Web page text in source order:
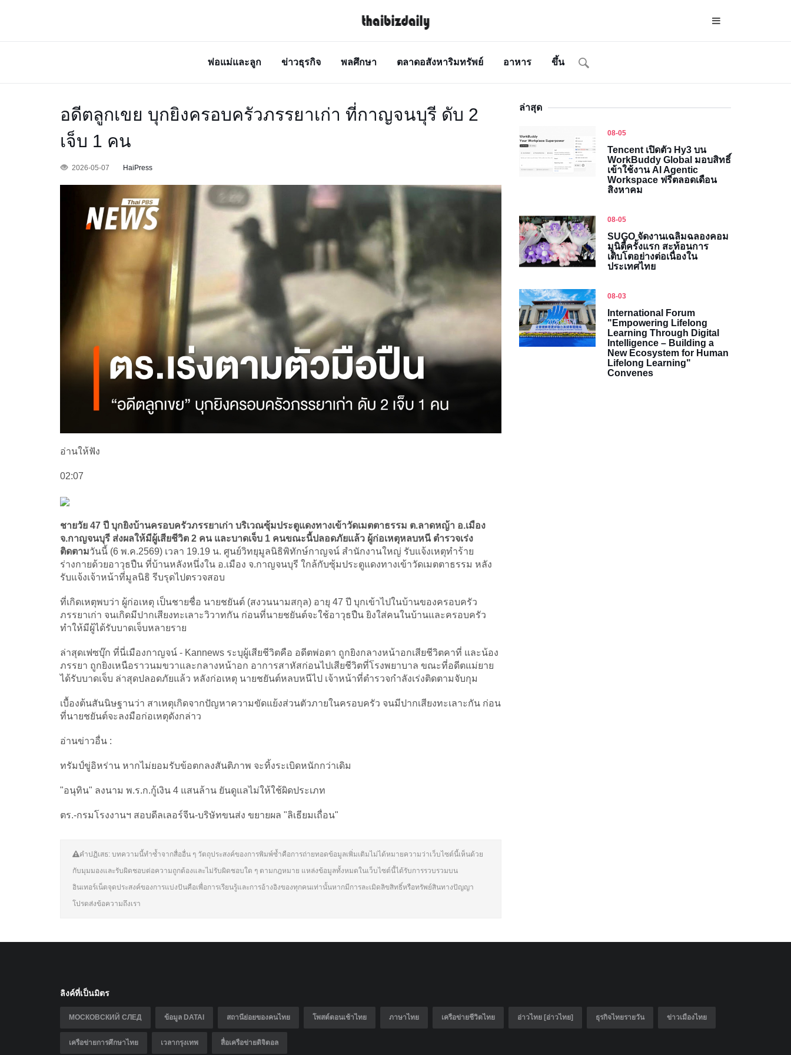
พ่อแม่และลูก ข่าวธุรกิจ พลศึกษา ตลาดอสังหาริมทรัพย์ อาหาร ขึ้น
อดีตลูกเขย บุกยิงครอบครัวภรรยาเก่า ที่กาญจนบุรี ดับ 2
เจ็บ 1 คน
2026-05-07 HaiPress
อ่านให้ฟัง
02:07
ชายวัย 47 ปี บุกยิงบ้านครอบครัวภรรยาเก่า บริเวณซุ้มประตูแดงทางเข้าวัดเมตตาธรรม ต.ลาดหญ้า อ.เมือง
จ.กาญจนบุรี ส่งผลให้มีผู้เสียชีวิต 2 คน และบาดเจ็บ 1 คนขณะนี้ปลอดภัยแล้ว ผู้ก่อเหตุหลบหนี ตำรวจเร่ง
ติดตามวันนี้ (6 พ.ค.2569) เวลา 19.19 น. ศูนย์วิทยุมูลนิธิพิทักษ์กาญจน์ สำนักงานใหญ่ รับแจ้งเหตุทำร้าย
ร่างกายด้วยอาวุธปืน ที่บ้านหลังหนึ่งใน อ.เมือง จ.กาญจนบุรี ใกล้กับซุ้มประตูแดงทางเข้าวัดเมตตาธรรม หลัง
รับแจ้งเจ้าหน้าที่มูลนิธิ รีบรุดไปตรวจสอบ
ที่เกิดเหตุพบว่า ผู้ก่อเหตุ เป็นชายชื่อ นายชยันต์ (สงวนนามสกุล) อายุ 47 ปี บุกเข้าไปในบ้านของครอบครัว
ภรรยาเก่า จนเกิดมีปากเสียงทะเลาะวิวาทกัน ก่อนที่นายชยันต์จะใช้อาวุธปืน ยิงใส่คนในบ้านและครอบครัว
ทำให้มีผู้ได้รับบาดเจ็บหลายราย
ล่าสุดเฟซบุ๊ก ที่นี่เมืองกาญจน์ - Kannews ระบุผู้เสียชีวิตคือ อดีตพ่อตา ถูกยิงกลางหน้าอกเสียชีวิตคาที่ และน้อง
ภรรยา ถูกยิงเหนือราวนมขวาและกลางหน้าอก อาการสาหัสก่อนไปเสียชีวิตที่โรงพยาบาล ขณะที่อดีตแม่ยาย
ได้รับบาดเจ็บ ล่าสุดปลอดภัยแล้ว หลังก่อเหตุ นายชยันต์หลบหนีไป เจ้าหน้าที่ตำรวจกำลังเร่งติดตามจับกุม
เบื้องต้นสันนิษฐานว่า สาเหตุเกิดจากปัญหาความขัดแย้งส่วนตัวภายในครอบครัว จนมีปากเสียงทะเลาะกัน ก่อน
ที่นายชยันต์จะลงมือก่อเหตุดังกล่าว
อ่านข่าวอื่น :
ทรัมป์ขู่อิหร่าน หากไม่ยอมรับข้อตกลงสันติภาพ จะทิ้งระเบิดหนักกว่าเดิม
"อนุทิน" ลงนาม พ.ร.ก.กู้เงิน 4 แสนล้าน ยันดูแลไม่ให้ใช้ผิดประเภท
ตร.-กรมโรงงานฯ สอบดีลเลอร์จีน-บริษัทขนส่ง ขยายผล "ลิเธียมเถื่อน"
คำปฏิเสธ: บทความนี้ทำซ้ำจากสื่ออื่น ๆ วัตถุประสงค์ของการพิมพ์ซ้ำคือการถ่ายทอดข้อมูลเพิ่มเติมไม่ได้หมายความว่าเว็บไซต์นี้เห็นด้วย
กับมุมมองและรับผิดชอบต่อความถูกต้องและไม่รับผิดชอบใด ๆ ตามกฎหมาย แหล่งข้อมูลทั้งหมดในเว็บไซต์นี้ได้รับการรวบรวมบน
อินเทอร์เน็ตจุดประสงค์ของการแบ่งปันคือเพื่อการเรียนรู้และการอ้างอิงของทุกคนเท่านั้นหากมีการละเมิดลิขสิทธิ์หรือทรัพย์สินทางปัญญา
โปรดส่งข้อความถึงเรา
ล่าสุด
08-05
Tencent เปิดตัว Hy3 บน
WorkBuddy Global มอบสิทธิ์
เข้าใช้งาน AI Agentic
Workspace ฟรีตลอดเดือน
สิงหาคม
08-05
SUGO จัดงานเฉลิมฉลองคอม
มูนิตี้ครั้งแรก สะท้อนการ
เติบโตอย่างต่อเนื่องใน
ประเทศไทย
08-03
International Forum
"Empowering Lifelong
Learning Through Digital
Intelligence – Building a
New Ecosystem for Human
Lifelong Learning"
Convenes
ลิงค์ที่เป็นมิตร
МОСКОВСКИЙ СЛЕД ข้อมูล DATAI สถานีย่อยของคนไทย โพสต์ตอนเช้าไทย ภาษาไทย เครือข่ายชีวิตไทย อ่าวไทย [อ่าวไทย] ธุรกิจไทยรายวัน ข่าวเมืองไทย
เครือข่ายการศึกษาไทย เวลากรุงเทพ สื่อเครือข่ายดิจิตอล